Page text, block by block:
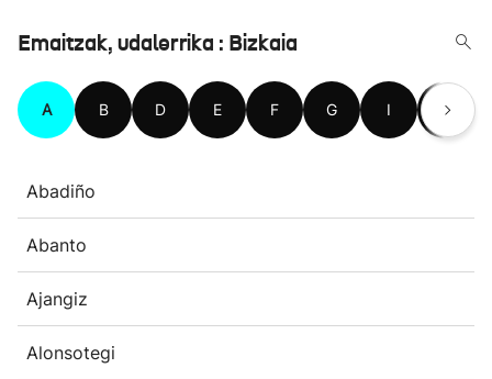
Emaitzak, udalerrika : Bizkaia
A B D E F G I J
Abadiño
Abanto
Ajangiz
Alonsotegi